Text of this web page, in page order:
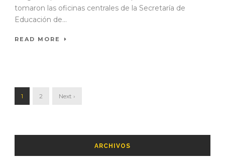
tomaron las oficinas centrales de la Secretaría de
Educación de...
READ MORE
1 2 Next ›
ARCHIVOS